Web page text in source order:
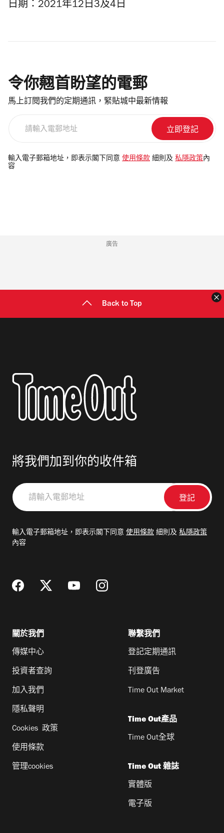
日期：2021年12日3及4日
令你翹首盼望的電郵
馬上訂閱我們的定期通訊，緊貼城中最新情報
電
郵
輸入電子郵箱地址，即表示閣下同意 使用條款 細則及 私隱政策 內
容
廣告
Back to Top
將我們加到你的收件箱
請
輸
郵
輸入電子郵箱地址，即表示閣下同意 使用條款 細則及 私隱政策
內容
關於我們
傳媒中心
投資者查詢
加入我們
隱私聲明
Cookies 政策
使用條款
管理cookies
聯繫我們
登記定期通訊
刊登廣告
Time Out Market
Time Out產品
Time Out全球
Time Out 雜誌
實體版
電子版